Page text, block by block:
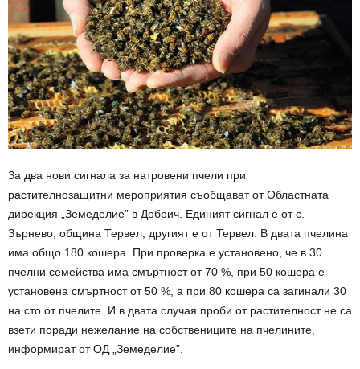
За два нови сигнала за натровени пчели при
растителнозащитни мероприятия съобщават от Областната
дирекция „Земеделие” в Добрич. Единият сигнал е от с.
Зърнево, община Тервел, другият е от Тервел. В двата пчелина
има общо 180 кошера. При проверка е установено, че в 30
пчелни семейства има смъртност от 70 %, при 50 кошера е
установена смъртност от 50 %, а при 80 кошера са загинали 30
на сто от пчелите. И в двата случая проби от растителност не са
взети поради нежелание на собствениците на пчелините,
информират от ОД „Земеделие”.